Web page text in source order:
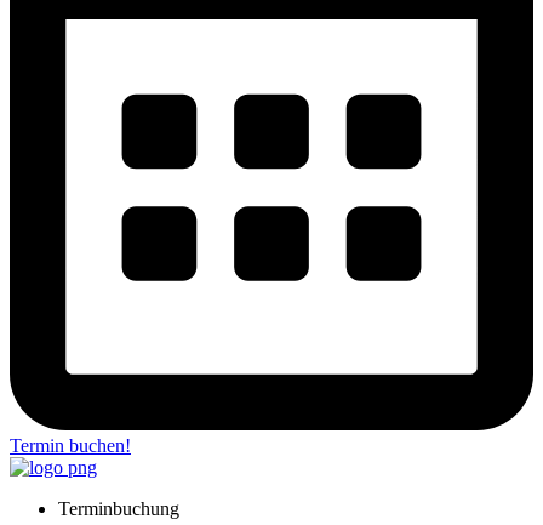
Termin buchen!
Terminbuchung